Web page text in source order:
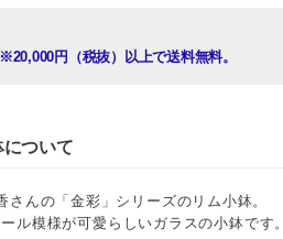
※20,000円（税抜）以上で送料無料。
ついて
んの「金彩」シリーズのリム小鉢。
ル模様が可愛らしいガラスの小鉢です。